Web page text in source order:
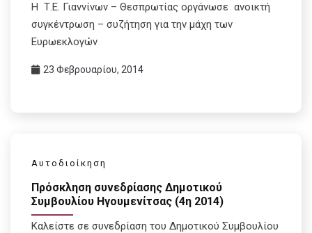
Η Τ.Ε. Γιαννίνων – Θεσπρωτίας οργάνωσε ανοικτή
συγκέντρωση – συζήτηση για την μάχη των
Ευρωεκλογών
23 Φεβρουαρίου, 2014
Αυτοδιοίκηση
Πρόσκληση συνεδρίασης Δημοτικού
Συμβουλίου Ηγουμενίτσας (4η 2014)
Καλείστε σε συνεδρίαση του Δημοτικού Συμβουλίου